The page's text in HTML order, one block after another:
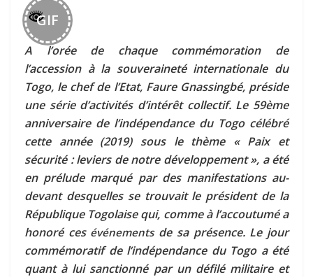
GIF
A l’orée de chaque commémoration de
l’accession à la souveraineté internationale du
Togo, le chef de l’Etat, Faure Gnassingbé, préside
une série d’activités d’intérêt collectif. Le 59ème
anniversaire de l’indépendance du Togo célébré
cette année (2019) sous le thème « Paix et
sécurité : leviers de notre développement », a été
en prélude marqué par des manifestations au-
devant desquelles se trouvait le président de la
République Togolaise qui, comme à l’accoutumé a
honoré ces événementsde sa présence. Le jour
commémoratif de l’indépendance du Togo a été
quant à lui sanctionné par un défilé militaire et